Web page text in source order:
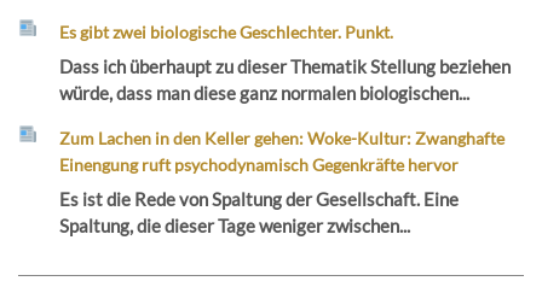
Es gibt zwei biologische Geschlechter. Punkt.
Dass ich überhaupt zu dieser Thematik Stellung beziehen
würde, dass man diese ganz normalen biologischen...
Zum Lachen in den Keller gehen: Woke-Kultur: Zwanghafte
Einengung ruft psychodynamisch Gegenkräfte hervor
Es ist die Rede von Spaltung der Gesellschaft. Eine
Spaltung, die dieser Tage weniger zwischen...